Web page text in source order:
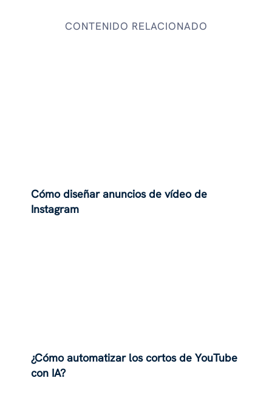
CONTENIDO RELACIONADO
Cómo diseñar anuncios de vídeo de
Instagram
¿Cómo automatizar los cortos de YouTube
con IA?